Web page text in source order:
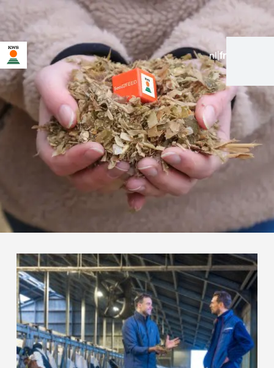
nl|fr
Vous êtes sur le site de KWS pour la Belgique. Une page
alternative pour votre pays existe pour cette page :
Voulez-vous changer maintenant ?
CHANGEZ
MAINTENANT
NE PAS
CHANGER CETTE
FOIS-CI
NE
DEMANDEZ
PLUS RIEN